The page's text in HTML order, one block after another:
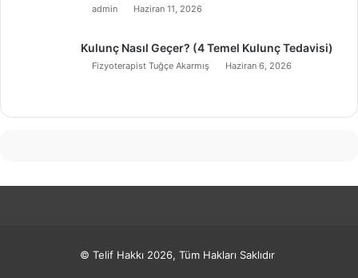
admin Haziran 11, 2026
Kulunç Nasıl Geçer? (4 Temel Kulunç Tedavisi)
Fizyoterapist Tuğçe Akarmış Haziran 6, 2026
© Telif Hakkı 2026, Tüm Hakları Saklıdır